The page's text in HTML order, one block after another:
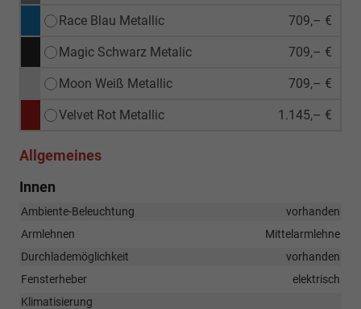
Race Blau Metallic 709,– €
Magic Schwarz Metalic 709,– €
Moon Weiß Metallic 709,– €
Velvet Rot Metallic 1.145,– €
Allgemeines
Innen
Ambiente-Beleuchtung
vorhanden
Armlehnen
Mittelarmlehne
Durchlademöglichkeit
vorhanden
Fensterheber
elektrisch
Klimatisierung